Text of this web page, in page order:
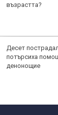
възрастта?
Десет
потърсиха
денонощие